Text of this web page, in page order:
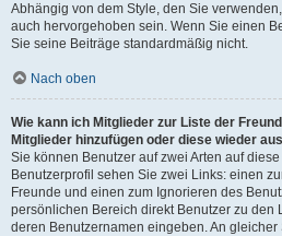
Abhängig von dem Style, den Sie
auch hervorgehoben sein. Wenn Sie einen
Sie seine Beiträge standardmäßig nicht.
Nach oben
Wie kann ich Mitglieder zur Liste der
Mitglieder hinzufügen oder diese wieder
Sie können Benutzer auf zwei Arten auf
Benutzerprofil sehen Sie zwei Links: einen
Freunde und einen zum Ignorieren des
persönlichen Bereich direkt Benutzer zu den
deren Benutzernamen eingeben. An